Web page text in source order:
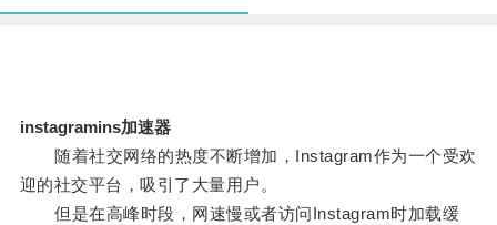
instagramins加速器
随着社交网络的热度不断增加，Instagram作为一个受欢
迎的社交平台，吸引了大量用户。
但是在高峰时段，网速慢或者访问Instagram时加载缓